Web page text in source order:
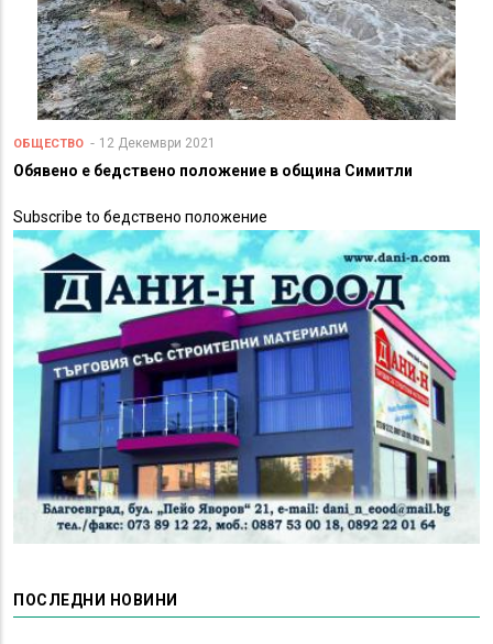
ОБЩЕСТВО 12 Декември 2021
Обявено е бедствено положение в община Симитли
Subscribe to бедствено положение
ПОСЛЕДНИ НОВИНИ